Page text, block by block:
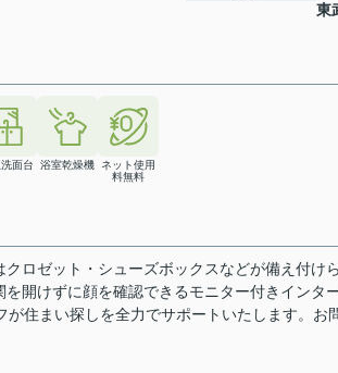
東
面台 浴室乾燥機 ネット使用
料無料
ロゼット・シューズボックスなどが備え付け
開けずに顔を確認できるモニター付きインタ
が住まい探しを全力でサポートいたします。